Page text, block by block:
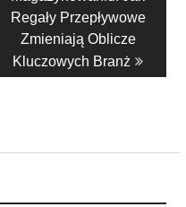
Regały Przepływowe
Zmieniają Oblicze
Kluczowych Branż